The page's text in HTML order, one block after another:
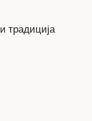
традиција